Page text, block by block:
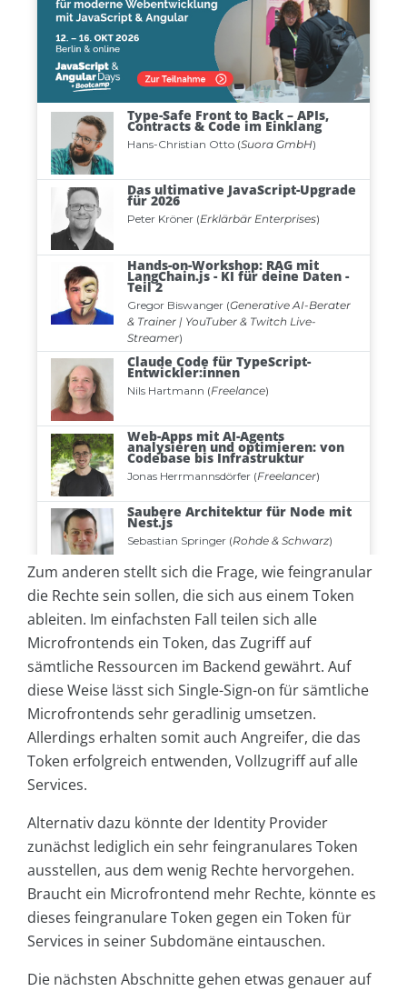
Zum anderen stellt sich die Frage, wie feingranular
die Rechte sein sollen, die sich aus einem Token
ableiten. Im einfachsten Fall teilen sich alle
Microfrontends ein Token, das Zugriff auf
sämtliche Ressourcen im Backend gewährt. Auf
diese Weise lässt sich Single-Sign-on für sämtliche
Microfrontends sehr geradlinig umsetzen.
Allerdings erhalten somit auch Angreifer, die das
Token erfolgreich entwenden, Vollzugriff auf alle
Services.
Alternativ dazu könnte der Identity Provider
zunächst lediglich ein sehr feingranulares Token
ausstellen, aus dem wenig Rechte hervorgehen.
Braucht ein Microfrontend mehr Rechte, könnte es
dieses feingranulare Token gegen ein Token für
Services in seiner Subdomäne eintauschen.
Die nächsten Abschnitte gehen etwas genauer auf